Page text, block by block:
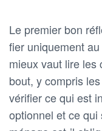
Le premier bon
fier uniquement
mieux vaut lire les
bout, y compris
vérifier ce qui est
optionnel et ce qui